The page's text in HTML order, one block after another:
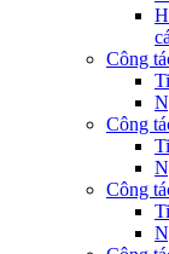
Công
Công
Công